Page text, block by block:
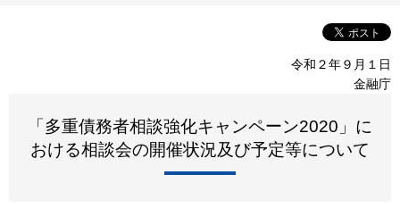
令和２年９月１日
金融庁
「多重債務者相談強化キャンペーン2020」に
おける相談会の開催状況及び予定等について